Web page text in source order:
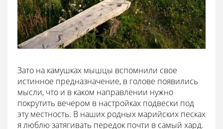
Зато на камушках мышцы вспомнили свое
истинное предназначение, в голове появились
мысли, что и в каком направлении нужно
покрутить вечером в настройках подвески под
эту местность. В наших родных марийских песках
я люблю затягивать передок почти в самый хард.